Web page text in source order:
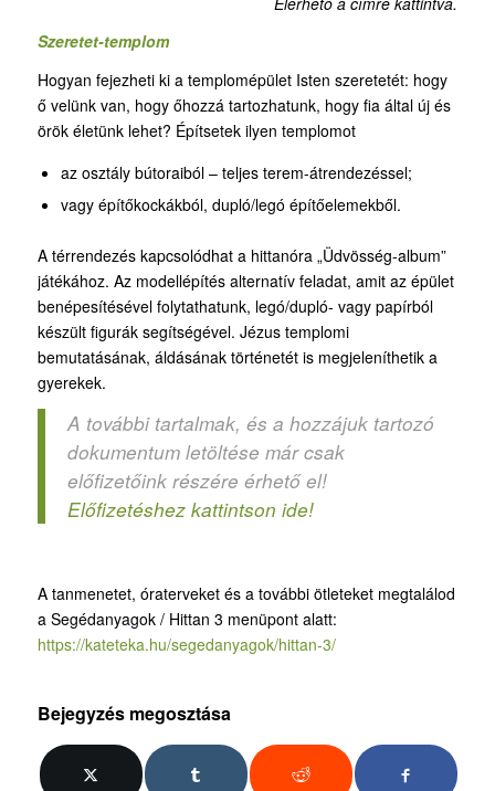
Szeretet-templom
Hogyan fejezheti ki a templomépület Isten szeretetét: hogy
ő velünk van, hogy őhozzá tartozhatunk, hogy fia által új és
örök életünk lehet? Építsetek ilyen templomot
az osztály bútoraiból – teljes terem-átrendezéssel;
vagy építőkockákból, dupló/legó építőelemekből.
A térrendezés kapcsolódhat a hittanóra „Üdvösség-album”
játékához. Az modellépítés alternatív feladat, amit az épület
benépesítésével folytathatunk, legó/dupló- vagy papírból
készült figurák segítségével. Jézus templomi
bemutatásának, áldásának történetét is megjeleníthetik a
gyerekek.
A további tartalmak, és a hozzájuk tartozó
dokumentum letöltése már csak
előfizetőink részére érhető el!
Előfizetéshez kattintson ide!
A tanmenetet, óraterveket és a további ötleteket megtalálod
a Segédanyagok / Hittan 3 menüpont alatt:
https://kateteka.hu/segedanyagok/hittan-3/
Bejegyzés megosztása